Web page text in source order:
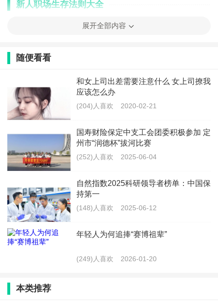
新人职场生存法则大全
1.少说话，多做事，善于谦虚。
的就是，少去言语不该说的事，因为你说的每句话因为
你说的每句话都传的很快，多做事，让领导看到你的努
力，对你的晋升很有帮助，谦逊低调，为你输了良好的
人设，不会招惹到小人。
2.把握机会，当机立断。
现在的社会要像成功，不仅要靠自己的努力，更要把握
3.脚踏实地，切勿自怨自艾，好高骛远。
职场最禁忌的就是狂妄自大，好高骛远，这样的想法只
要一个跟头，让你跌的非常惨，无法自拔。所以职场上
展开全部内容
随便看看
和女上司出差需要注意什么 女上司撩我
应该怎么办
(204)人喜欢 2020-02-21
国寿财险保定中支工会团委积极参加 定
州市“润德杯”拔河比赛
(252)人喜欢 2025-06-04
自然指数2025科研领导者榜单：中国保
持第一
(148)人喜欢 2025-06-12
年轻人为何追捧“赛博祖辈”
(249)人喜欢 2026-01-20
本类推荐